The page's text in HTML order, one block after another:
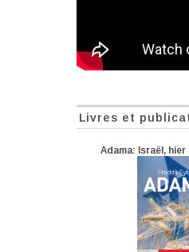
Livres et
Adama: Israël, hier